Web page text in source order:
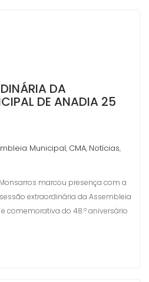
DA
DE ANADIA 25
Municipal, CMA, Notícias,
marcou presença com a
extraordinária da Assembleia
comemorativa do 48.º aniversário